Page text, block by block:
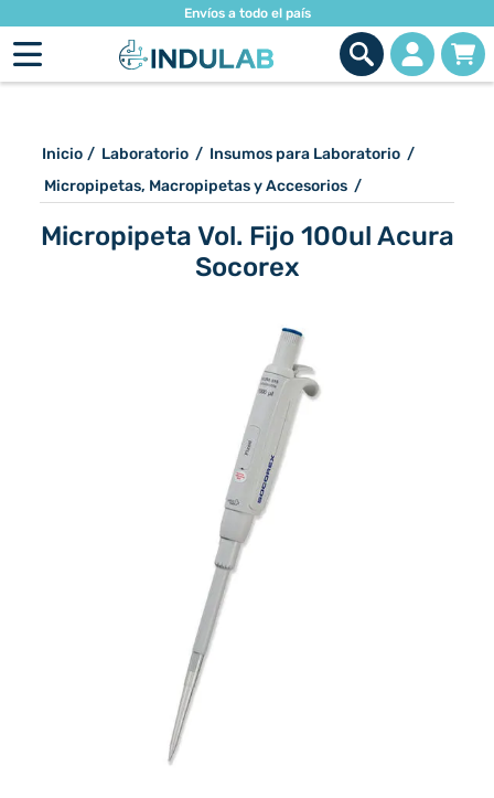
Envíos a todo el país
Inicio / Laboratorio / Insumos para Laboratorio /
Micropipetas, Macropipetas y Accesorios /
Micropipeta Vol. Fijo 100ul Acura
Socorex